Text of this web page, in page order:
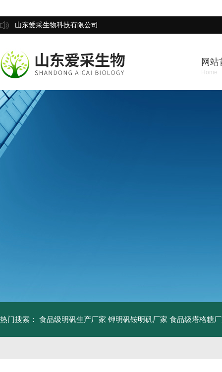
山东爱采生物科技有限公司
网站
Home
热门搜索： 食品级明矾生产厂家 钾明矾铵明矾厂家 食品级塔格糖